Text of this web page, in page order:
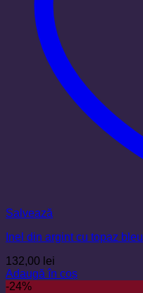
Salvează
Inel din argint cu topaz bleu
132,00 lei
Adaugă în coș
-24%